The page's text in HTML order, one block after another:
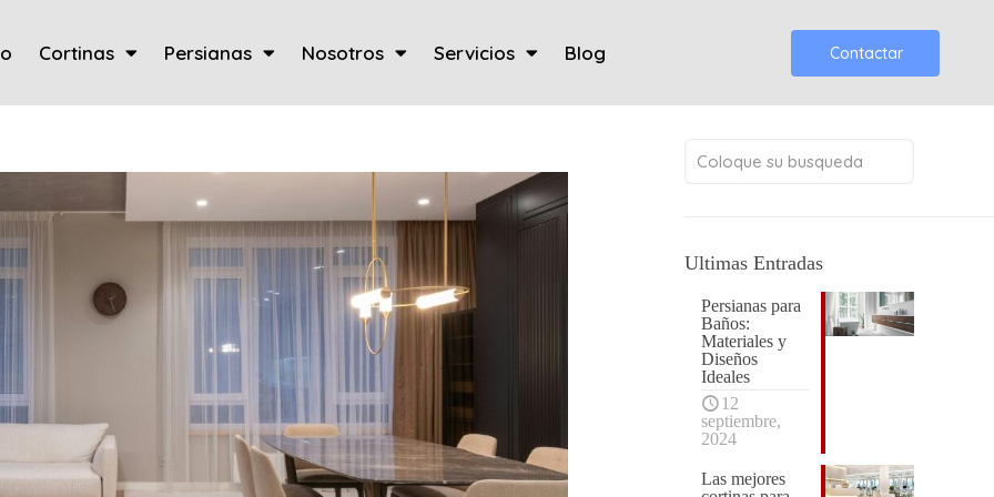
Cortinas Persianas Nosotros Servicios Blog Contactar
Ultimas Entradas
Persianas para
Baños:
Materiales y
Diseños
Ideales
12
septiembre,
2024
Las mejores